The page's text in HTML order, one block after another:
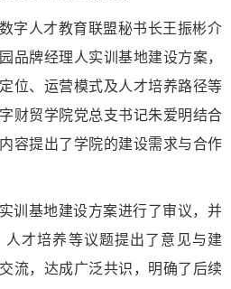
字人才教育联盟秘书长王振彬介
品牌经理人实训基地建设方案，
位、运营模式及人才培养路径等
财贸学院党总支书记朱爱明结合
容提出了学院的建设需求与合作
训基地建设方案进行了审议，并
才培养等议题提出了意见与建
流，达成广泛共识，明确了后续